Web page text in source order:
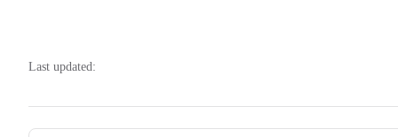
Last updated: